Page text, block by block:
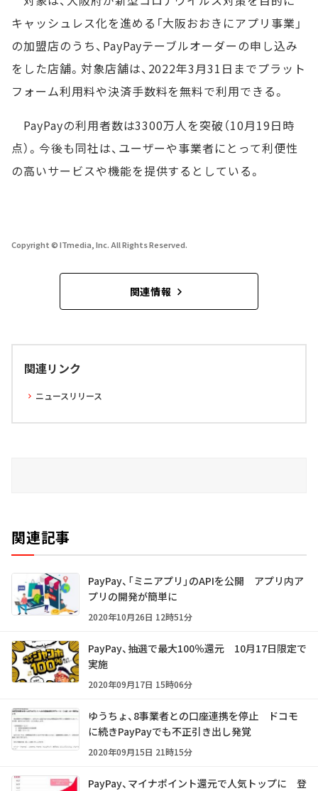
キャッシュレス化を進める「大阪おおきにアプリ事業」
の加盟店のうち、PayPayテーブルオーダーの申し込み
をした店舗。対象店舗は、2022年3月31日までプラット
フォーム利用料や決済手数料を無料で利用できる。
PayPayの利用者数は3300万人を突破（10月19日時
点）。今後も同社は、ユーザーや事業者にとって利便性
の高いサービスや機能を提供するとしている。
Copyright © ITmedia, Inc. All Rights Reserved.
関連情報
関連リンク
ニュースリリース
関連記事
PayPay、「ミニアプリ」のAPIを公開 アプリ内ア
プリの開発が簡単に
2020年10月26日 12時51分
PayPay、抽選で最大100％還元 10月17日限定で
実施
2020年09月17日 15時06分
ゆうちょ、8事業者との口座連携を停止 ドコモ
に続きPayPayでも不正引き出し発覚
2020年09月15日 21時15分
PayPay、マイナポイント還元で人気トップに 登